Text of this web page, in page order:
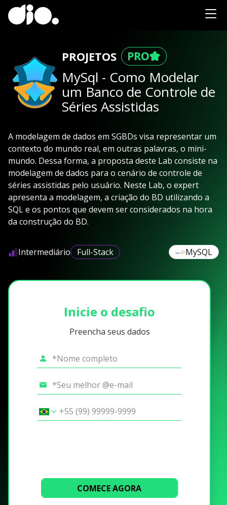
PROJETOS
MySql - Como Modelar
um Banco de Controle de
Séries Assistidas
A modelagem de dados em SGBDs visa representar um
contexto do mundo real, em outras palavras, o mini-
mundo. Dessa forma, a proposta deste Lab consiste na
modelagem de dados para o cenário de controle de
séries assistidas pelo usuário. Neste Lab, o expert
apresenta a modelagem, a criação do BD utilizando a
SQL e os pontos que devem ser considerados na hora
da construção do BD.
Intermediário Full-Stack MySQL
Inicie o desafio
Preencha seus dados
COMECE AGORA